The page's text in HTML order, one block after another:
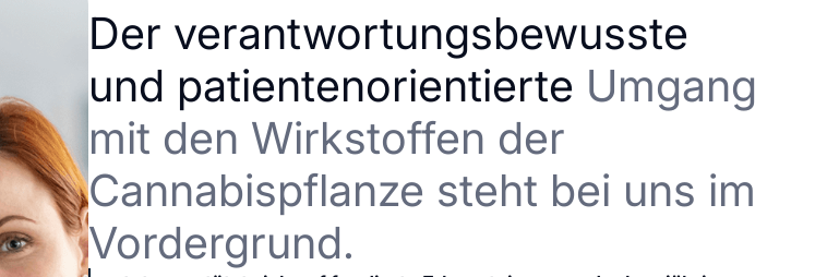
Der verantwortungsbewusste
und patientenorientierte Umgang
mit den Wirkstoffen der
Cannabispflanze steht bei uns im
Vordergrund.